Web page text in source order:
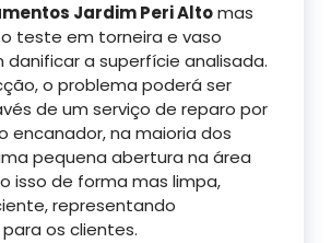
Jardim Peri Altomas
teste em torneira e vaso
danificar a superfície analisada.
o problema poderá ser
de um serviço de reparo por
encanador, na maioria dos
pequena abertura na área
isso de forma mas limpa,
representando
os clientes.